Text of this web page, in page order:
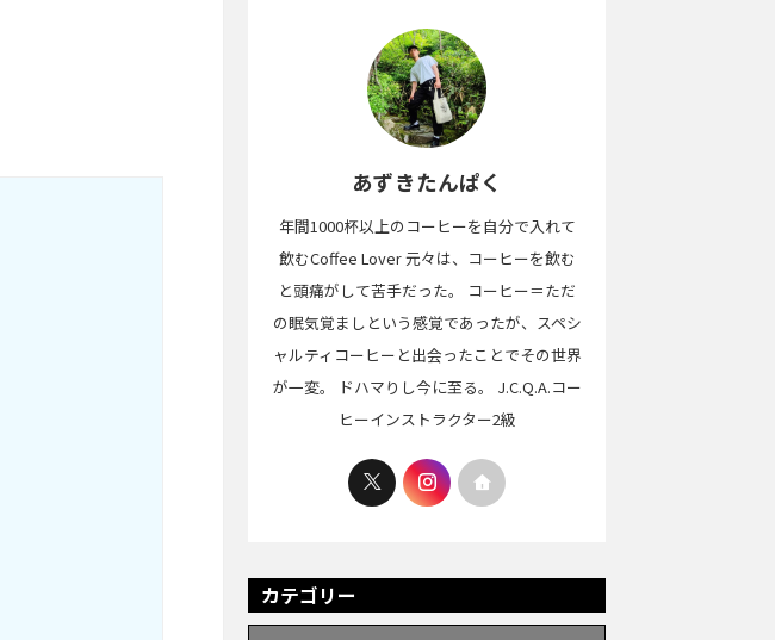
あずきたんぱく
年間1000杯以上のコーヒーを自分で入れて
飲むCoffee Lover 元々は、コーヒーを飲む
と頭痛がして苦手だった。 コーヒー＝ただ
の眠気覚ましという感覚であったが、スペシ
ャルティコーヒーと出会ったことでその世界
が一変。 ドハマりし今に至る。 J.C.Q.A.コー
ヒーインストラクター2級
カテゴリー